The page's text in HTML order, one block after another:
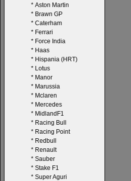
* Aston Martin
* Brawn GP
* Caterham
* Ferrari
* Force India
* Haas
* Hispania (HRT)
* Lotus
* Manor
* Marussia
* Mclaren
* Mercedes
* MidlandF1
* Racing Bull
* Racing Point
* Redbull
* Renault
* Sauber
* Stake F1
* Super Aguri